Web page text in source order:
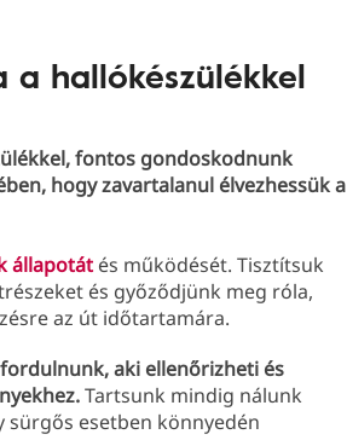
a hallókészülékkel
fontos gondoskodnunk
hogy zavartalanul élvezhessük a
állapotát és működését. Tisztítsuk
és győződjünk meg róla,
az út időtartamára.
aki ellenőrizheti és
Tartsunk mindig nálunk
sürgős esetben könnyedén